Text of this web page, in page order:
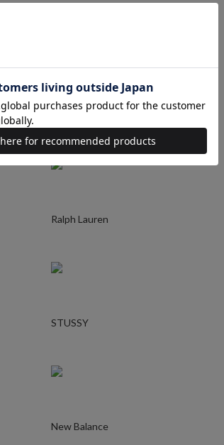
UNDERCOVER
Ralph Lauren
STUSSY
New Balance